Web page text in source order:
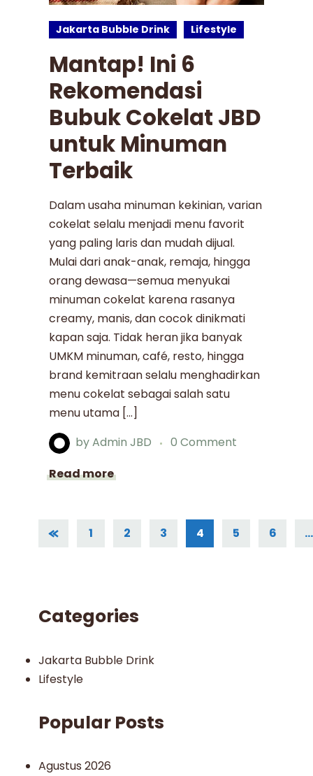
Jakarta Bubble Drink Lifestyle
Mantap! Ini 6
Rekomendasi
Bubuk Cokelat JBD
untuk Minuman
Terbaik
Dalam usaha minuman kekinian, varian
cokelat selalu menjadi menu favorit
yang paling laris dan mudah dijual.
Mulai dari anak-anak, remaja, hingga
orang dewasa—semua menyukai
minuman cokelat karena rasanya
creamy, manis, dan cocok dinikmati
kapan saja. Tidak heran jika banyak
UMKM minuman, café, resto, hingga
brand kemitraan selalu menghadirkan
menu cokelat sebagai salah satu
menu utama […]
byAdmin JBD
0 Comment
Read more
1 2 3 4 5 6 …
Categories
Jakarta Bubble Drink
Lifestyle
Popular Posts
Agustus 2026